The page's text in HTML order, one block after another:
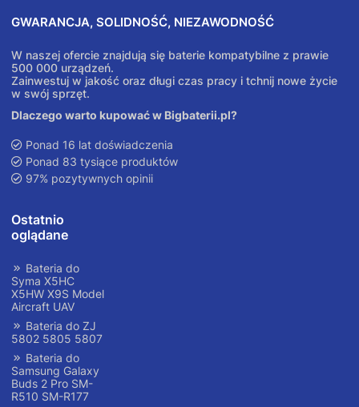
GWARANCJA, SOLIDNOŚĆ, NIEZAWODNOŚĆ
W naszej ofercie znajdują się baterie kompatybilne z prawie
500 000 urządzeń.
Zainwestuj w jakość oraz długi czas pracy i tchnij nowe życie
w swój sprzęt.
Dlaczego warto kupować w Bigbaterii.pl?
Ponad 16 lat doświadczenia
Ponad 83 tysiące produktów
97% pozytywnych opinii
Ostatnio
oglądane
Bateria do
Syma X5HC
X5HW X9S Model
Aircraft UAV
Bateria do ZJ
5802 5805 5807
Bateria do
Samsung Galaxy
Buds 2 Pro SM-
R510 SM-R177